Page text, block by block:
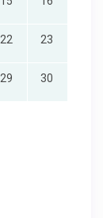
22 23
29 30